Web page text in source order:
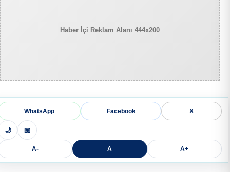
Haber İçi Reklam Alanı 444x200
WhatsApp Facebook X
🌙 📖
A- A A+